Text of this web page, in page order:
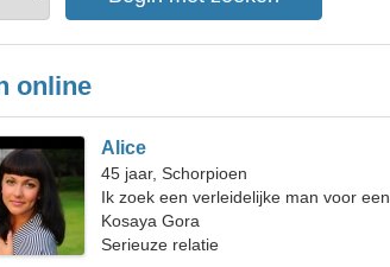
online
Alice
45 jaar, Schorpioen
Ik zoek een verleidelijke man voor een
gezamenlijke reis
Kosaya Gora
Serieuze relatie